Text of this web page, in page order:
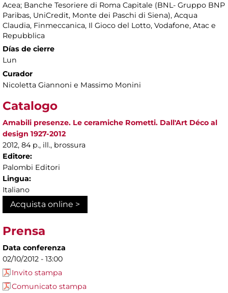
Acea; Banche Tesoriere di Roma Capitale (BNL- Gruppo BNP
Paribas, UniCredit, Monte dei Paschi di Siena), Acqua
Claudia, Finmeccanica, Il Gioco del Lotto, Vodafone, Atac e
Repubblica
Días de cierre
Lun
Curador
Nicoletta Giannoni e Massimo Monini
Catalogo
Amabili presenze. Le ceramiche Rometti. Dall'Art Déco al
design 1927-2012
2012, 84 p., ill., brossura
Editore:
Palombi Editori
Lingua:
Italiano
Acquista online >
Prensa
Data conferenza
02/10/2012 - 13:00
Invito stampa
Comunicato stampa